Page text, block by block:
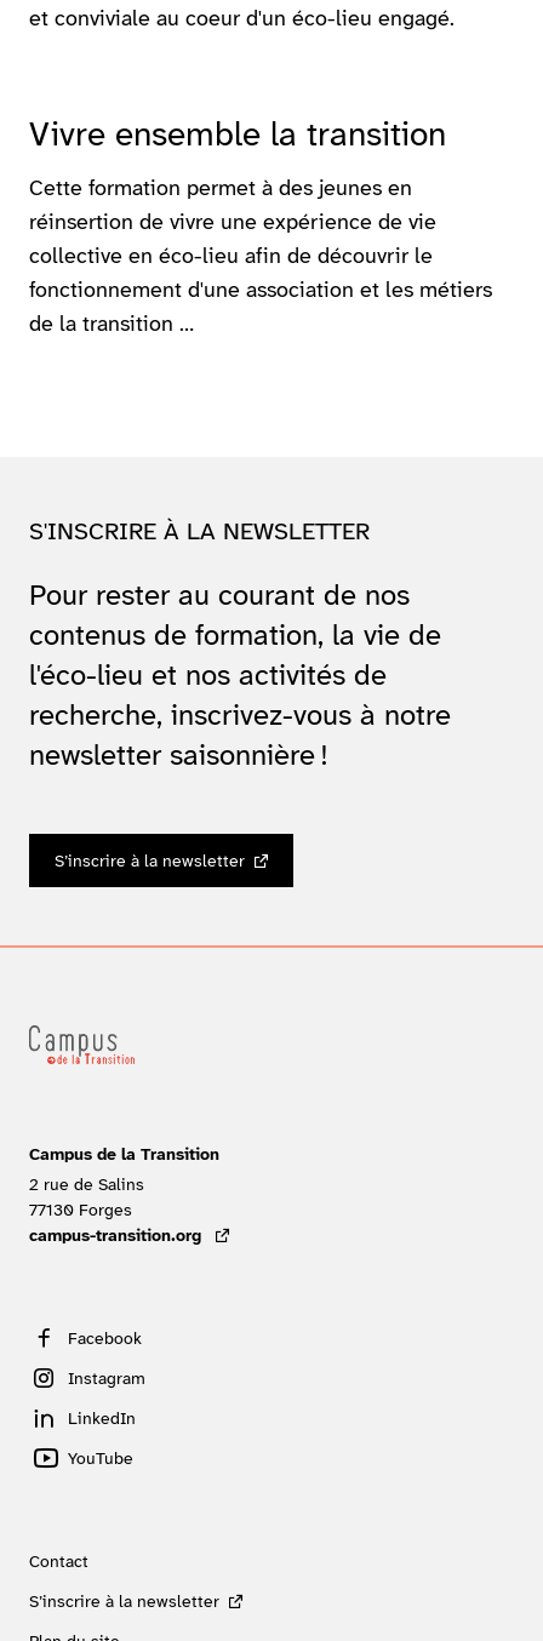
et conviviale au coeur d'un éco-lieu engagé.
Vivre ensemble la transition
Cette formation permet à des jeunes en
réinsertion de vivre une expérience de vie
collective en éco-lieu afin de découvrir le
fonctionnement d'une association et les métiers
de la transition …
S'INSCRIRE À LA NEWSLETTER
Pour rester au courant de nos
contenus de formation, la vie de
l'éco-lieu et nos activités de
recherche, inscrivez-vous à notre
newsletter saisonnière !
S’inscrire à la newsletter
Campus de la Transition
2 rue de Salins
77130 Forges
campus-transition.org
- lien externe
Facebook
Instagram
LinkedIn
YouTube
Contact
S’inscrire à la newsletter